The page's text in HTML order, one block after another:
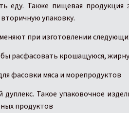
еду. Также пищевая
упаковку.
при изготовлении
расфасовать крошащуюся,
фасовки мяса и морепродуктов
Такое упаковочное
продуктов